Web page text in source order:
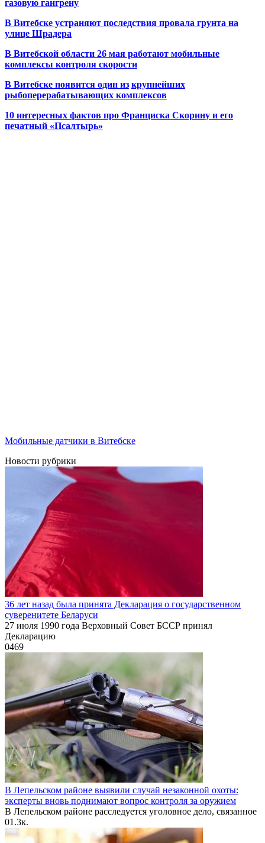
газовую гангрену
В Витебске устраняют последствия провала грунта на
улице Шрадера
В Витебской области 26 мая работают мобильные
комплексы контроля скорости
В Витебске появится один из крупнейших
рыбоперерабатывающих комплексов
10 интересных фактов про Франциска Скорину и его
печатный «Псалтырь»
Мобильные датчики в Витебске
Новости рубрики
36 лет назад была принята Декларация о государственном
суверенитете Беларуси
27 июля 1990 года Верховный Совет БССР принял
Декларацию
0469
В Лепельском районе выявили случай незаконной охоты:
эксперты вновь поднимают вопрос контроля за оружием
В Лепельском районе расследуется уголовное дело, связанное
01.3к.